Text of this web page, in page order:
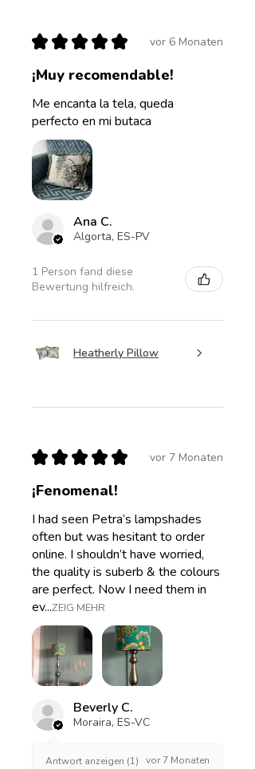
★ ★ ★ ★ ★ vor 6 Monaten
¡Muy recomendable!
Me encanta la tela, queda
perfecto en mi butaca
Ana C.
Algorta, ES-PV
1 Person fand diese
Bewertung hilfreich.
Heatherly Pillow
★ ★ ★ ★ ★ vor 7 Monaten
¡Fenomenal!
I had seen Petra’s lampshades
often but was hesitant to order
online. I shouldn’t have worried,
the quality is suberb & the colours
are perfect. Now I need them in
ev...ZEIG MEHR
Beverly C.
Moraira, ES-VC
Antwort anzeigen (1) vor 7 Monaten